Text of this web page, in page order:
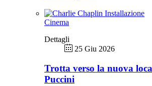
Cinema
Dettagli
25 Giu 2026
Trotta verso la nuova
Puccini